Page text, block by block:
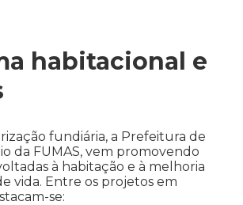
habitacional e
fundiária, a Prefeitura de
da FUMAS, vem promovendo
à habitação e à melhoria
vida. Entre os projetos em
se: